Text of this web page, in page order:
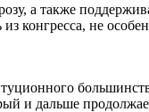
а также
конгресса, не
и дальше